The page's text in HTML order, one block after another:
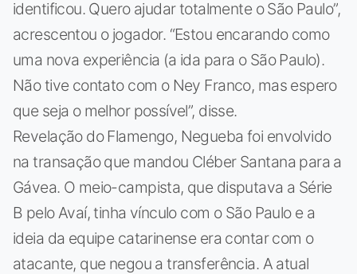
identificou. Quero ajudar totalmente o São Paulo”,
acrescentou o jogador. “Estou encarando como
uma nova experiência (a ida para o São Paulo).
Não tive contato com o Ney Franco, mas espero
que seja o melhor possível”, disse.
Revelação do Flamengo, Negueba foi envolvido
na transação que mandou Cléber Santana para a
Gávea. O meio-campista, que disputava a Série
B pelo Avaí, tinha vínculo com o São Paulo e a
ideia da equipe catarinense era contar com o
atacante, que negou a transferência. A atual